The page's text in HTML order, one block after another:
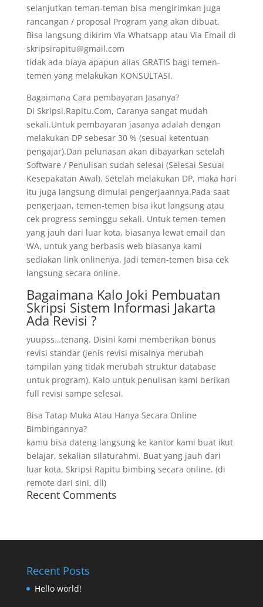
selanjutkan teman-teman bisa mengirimkan juga
rancangan / proposal Program yang akan dibuat.
Bisa langsung dikirim Via Whatsapp atau Via Email di
skripsirapitu@gmail.com
tidak ada biaya apapun alias GRATIS bagi temen-
temen yang melakukan KONSULTASI.
Bagaimana Cara pembayaran Jasanya?
Di Skripsi.Rapitu.Com, Caranya sangat mudah
sekali.Untuk pembayaran jasanya adalah dengan
melakukan DP sebesar 30 % (sesuai ketentuan
pengajar).Dan pelunasan akan dibayarkan setelah
Software / Penulisan sudah selesai (Selesai Sesuai
Kesepakatan Awal). Setelah melakukan DP, maka hari
itu juga langsung dimulai pengerjaannya.Pada saat
pengerjaan, temen-temen bisa ikut langsung atau
cek progress seminggu sekali. Untuk temen-temen
yang jauh dari luar kota, biasanya lewat email dan
WA, untuk yang berbasis web biasanya kami
sediakan link onlinenya. Jadi temen-temen bisa cek
langsung secara online.
Bagaimana Kalo Joki Pembuatan
Skripsi Sistem Informasi Jakarta
Ada Revisi ?
yuupss…tenang. Disini kami memberikan bonus
revisi standar (jenis revisi misalnya merubah
tampilan yang tidak merubah struktur database
untuk program). Kalo untuk penulisan kami berikan
full revisi sampe selesai.
Bisa Tatap Muka Atau Hanya Secara Online
Bimbingannya?
kamu bisa dateng langsung ke kantor kami buat ikut
belajar, sekalian silaturahmi. Buat yang jauh dari
luar kota, Skripsi Rapitu bimbing secara online. (di
remote dari sini, dll)
Recent Comments
Recent Posts
Hello world!